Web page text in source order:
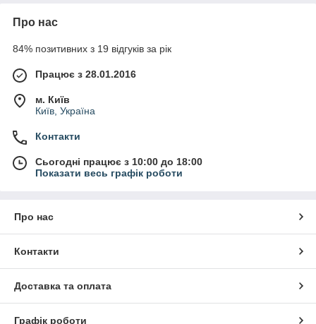
Про нас
84% позитивних з 19 відгуків за рік
Працює з 28.01.2016
м. Київ
Київ, Україна
Контакти
Сьогодні працює з 10:00 до 18:00
Показати весь графік роботи
Про нас
Контакти
Доставка та оплата
Графік роботи